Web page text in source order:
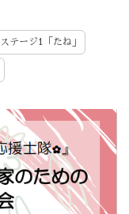
ステージ1「たね」